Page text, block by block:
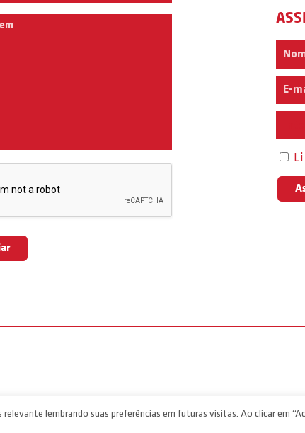
lembrando suas preferências em futuras visitas. Ao clicar em